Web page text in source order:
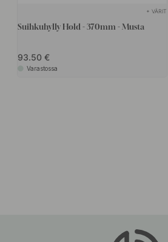
+ VÄRIT
Suihkuhylly Hold - 370mm - Musta
93.50
Varastossa